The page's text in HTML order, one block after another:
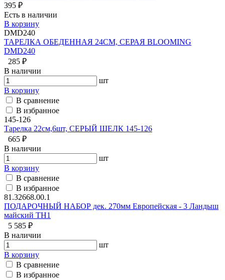
395 ₽
Есть в наличии
В корзину
DMD240
ТАРЕЛКА ОБЕДЕННАЯ 24СМ, СЕРАЯ BLOOMING
DMD240
285 ₽
В наличии
шт
В корзину
В сравнение
В избранное
145-126
Тарелка 22см,6шт, СЕРЫЙ ШЕЛК 145-126
665 ₽
В наличии
шт
В корзину
В сравнение
В избранное
81.32668.00.1
ПОДАРОЧНЫЙ НАБОР дек. 270мм Европейская - 3 Ландыш
майский ТН1
5 585 ₽
В наличии
шт
В корзину
В сравнение
В избранное